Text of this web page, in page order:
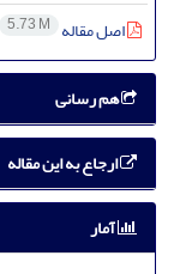
اصل مقاله 5.73 M
هم رسانی
ارجاع به این مقاله
آمار